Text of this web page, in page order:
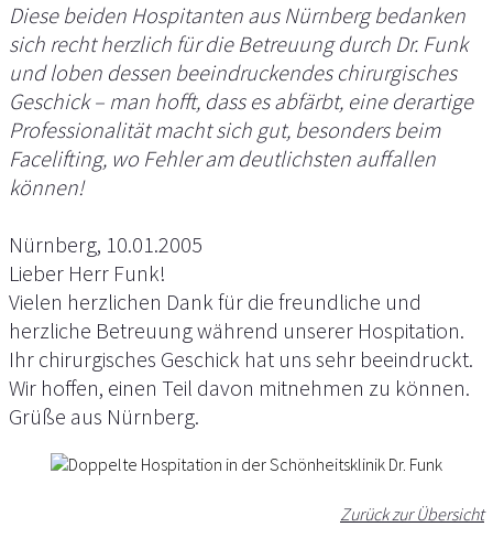
Diese beiden Hospitanten aus Nürnberg bedanken
sich recht herzlich für die Betreuung durch Dr. Funk
und loben dessen beeindruckendes chirurgisches
Geschick – man hofft, dass es abfärbt, eine derartige
Professionalität macht sich gut, besonders beim
Facelifting, wo Fehler am deutlichsten auffallen
können!
Nürnberg, 10.01.2005
Lieber Herr Funk!
Vielen herzlichen Dank für die freundliche und
herzliche Betreuung während unserer Hospitation.
Ihr chirurgisches Geschick hat uns sehr beeindruckt.
Wir hoffen, einen Teil davon mitnehmen zu können.
Grüße aus Nürnberg.
Zurück zur Übersicht